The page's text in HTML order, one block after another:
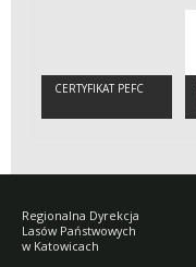
CERTYFIKAT PEFC
Regionalna Dyrekcja
Lasów Państwowych
w Katowicach